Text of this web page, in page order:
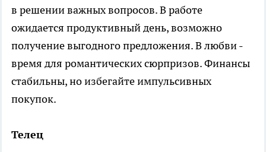
в решении важных вопросов. В работе
ожидается продуктивный день, возможно
получение выгодного предложения. В любви -
время для романтических сюрпризов. Финансы
стабильны, но избегайте импульсивных
покупок.
Телец